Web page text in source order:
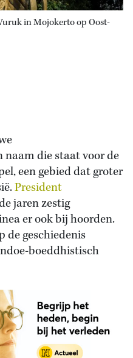
in Mojokerto op Oost-
naam die staat voor de
een gebied dat groter
President
jaren zestig
er ook bij hoorden.
de geschiedenis
boeddhistisch